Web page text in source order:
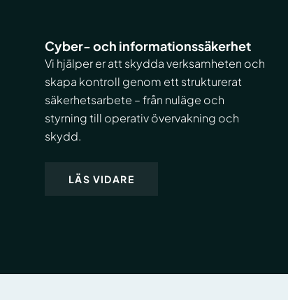
Cyber- och informationssäkerhet
Vi hjälper er att skydda verksamheten och
skapa kontroll genom ett strukturerat
säkerhetsarbete – från nuläge och
styrning till operativ övervakning och
skydd.
LÄS VIDARE